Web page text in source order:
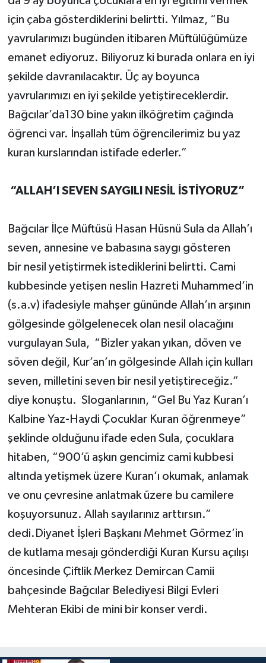
için çaba gösterdiklerini belirtti. Yılmaz, “Bu
yavrularımızı bugünden itibaren Müftülüğümüze
emanet ediyoruz. Biliyoruz ki burada onlara en iyi
şekilde davranılacaktır. Üç ay boyunca
yavrularımızı en iyi şekilde yetiştireceklerdir.
Bağcılar’da130 bine yakın ilköğretim çağında
öğrenci var. İnşallah tüm öğrencilerimiz bu yaz
kuran kurslarından istifade ederler.”
“ALLAH’I SEVEN SAYGILI NESİL İSTİYORUZ”
Bağcılar İlçe Müftüsü Hasan Hüsnü Sula da Allah’ı
seven, annesine ve babasına saygı gösteren
bir nesil yetiştirmek istediklerini belirtti. Cami
kubbesinde yetişen neslin Hazreti Muhammed’in
(s.a.v) ifadesiyle mahşer gününde Allah’ın arşının
gölgesinde gölgelenecek olan nesil olacağını
vurgulayan Sula, “Bizler yakan yıkan, döven ve
söven değil, Kur’an’ın gölgesinde Allah için kulları
seven, milletini seven bir nesil yetiştireceğiz.”
diye konuştu. Sloganlarının, “Gel Bu Yaz Kuran’ı
Kalbine Yaz-Haydi Çocuklar Kuran öğrenmeye”
şeklinde olduğunu ifade eden Sula, çocuklara
hitaben, “900’ü aşkın gencimiz cami kubbesi
altında yetişmek üzere Kuran’ı okumak, anlamak
ve onu çevresine anlatmak üzere bu camilere
koşuyorsunuz. Allah sayılarınız arttırsın.”
dedi.Diyanet İşleri Başkanı Mehmet Görmez’in
de kutlama mesajı gönderdiği Kuran Kursu açılışı
öncesinde Çiftlik Merkez Demircan Camii
bahçesinde Bağcılar Belediyesi Bilgi Evleri
Mehteran Ekibi de mini bir konser verdi.